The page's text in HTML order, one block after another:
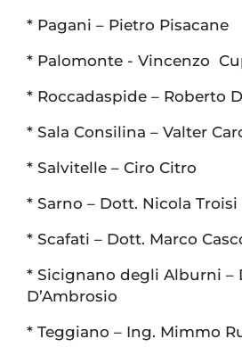
* Pagani – Pietro Pisacane
* Palomonte - Vincenzo
* Roccadaspide – Roberto
* Sala Consilina – Valter
* Salvitelle – Ciro Citro
* Sarno – Dott. Nicola Troisi
* Scafati – Dott. Marco
* Sicignano degli Alburni –
D’Ambrosio
* Teggiano – Ing. Mimmo